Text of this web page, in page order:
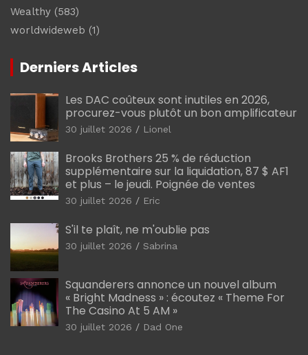
Wealthy (583)
worldwideweb (1)
Derniers Articles
Les DAC coûteux sont inutiles en 2026,
procurez-vous plutôt un bon amplificateur
30 juillet 2026 Lionel
Brooks Brothers 25 % de réduction
supplémentaire sur la liquidation, 87 $ AF1
et plus – le jeudi. Poignée de ventes
30 juillet 2026 Eric
S'il te plaît, ne m'oublie pas
30 juillet 2026 Sabrina
Squanderers annonce un nouvel album
« Bright Madness » : écoutez « Theme For
The Casino At 5 AM »
30 juillet 2026 Dad One